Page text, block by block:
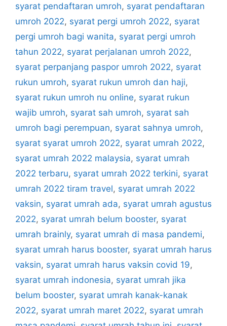
syarat pendaftaran umroh, syarat pendaftaran
umroh 2022, syarat pergi umroh 2022, syarat
pergi umroh bagi wanita, syarat pergi umroh
tahun 2022, syarat perjalanan umroh 2022,
syarat perpanjang paspor umroh 2022, syarat
rukun umroh, syarat rukun umroh dan haji,
syarat rukun umroh nu online, syarat rukun
wajib umroh, syarat sah umroh, syarat sah
umroh bagi perempuan, syarat sahnya umroh,
syarat syarat umroh 2022, syarat umrah 2022,
syarat umrah 2022 malaysia, syarat umrah
2022 terbaru, syarat umrah 2022 terkini, syarat
umrah 2022 tiram travel, syarat umrah 2022
vaksin, syarat umrah ada, syarat umrah agustus
2022, syarat umrah belum booster, syarat
umrah brainly, syarat umrah di masa pandemi,
syarat umrah harus booster, syarat umrah harus
vaksin, syarat umrah harus vaksin covid 19,
syarat umrah indonesia, syarat umrah jika
belum booster, syarat umrah kanak-kanak
2022, syarat umrah maret 2022, syarat umrah